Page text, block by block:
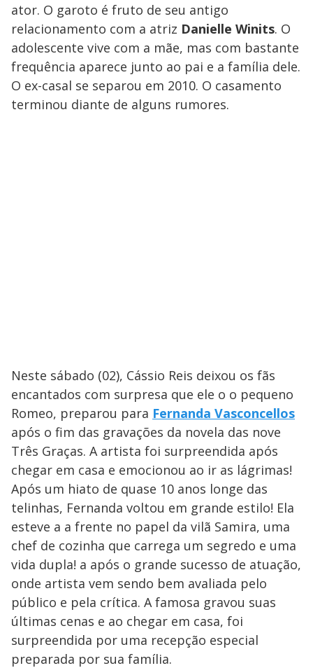
ator. O garoto é fruto de seu antigo
relacionamento com a atriz Danielle Winits. O
adolescente vive com a mãe, mas com bastante
frequência aparece junto ao pai e a família dele.
O ex-casal se separou em 2010. O casamento
terminou diante de alguns rumores.
Neste sábado (02), Cássio Reis deixou os fãs
encantados com surpresa que ele o o pequeno
Romeo, preparou para Fernanda Vasconcellos
após o fim das gravações da novela das nove
Três Graças. A artista foi surpreendida após
chegar em casa e emocionou ao ir as lágrimas!
Após um hiato de quase 10 anos longe das
telinhas, Fernanda voltou em grande estilo! Ela
esteve a a frente no papel da vilã Samira, uma
chef de cozinha que carrega um segredo e uma
vida dupla! a após o grande sucesso de atuação,
onde artista vem sendo bem avaliada pelo
público e pela crítica. A famosa gravou suas
últimas cenas e ao chegar em casa, foi
surpreendida por uma recepção especial
preparada por sua família.